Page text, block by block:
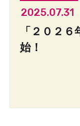
2025.07.31
「２０２
始！